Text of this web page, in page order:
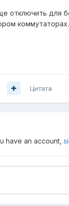
отключить для
Цитата
have an account,